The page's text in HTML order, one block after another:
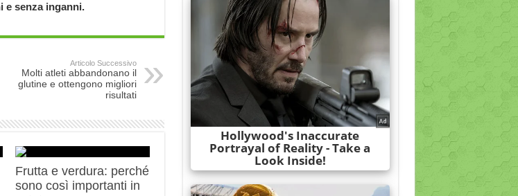
e senza inganni.
Articolo Successivo
Molti atleti abbandonano il
glutine e ottengono migliori
risultati
Frutta e verdura: perché
sono così importanti in